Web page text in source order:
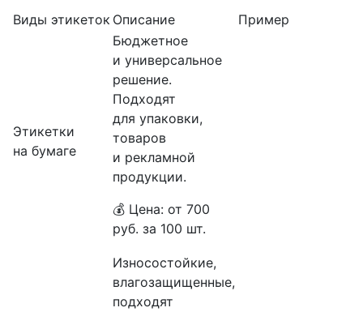
Виды этикеток Описание Пример
Этикетки
на бумаге
Бюджетное
и универсальное
решение.
Подходят
для упаковки,
товаров
и рекламной
продукции.
💰 Цена: от 700
руб. за 100 шт.
Износостойкие,
влагозащищенные,
подходят